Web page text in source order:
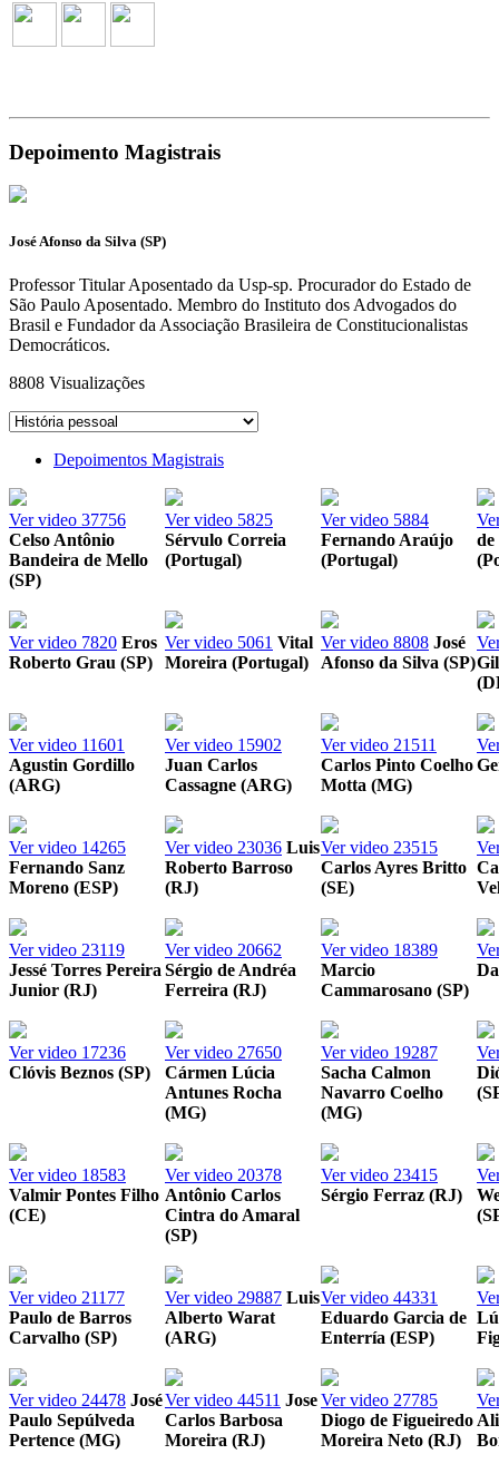
Depoimento Magistrais
José Afonso da Silva (SP)
Professor Titular Aposentado da Usp-sp. Procurador do Estado de
São Paulo Aposentado. Membro do Instituto dos Advogados do
Brasil e Fundador da Associação Brasileira de Constitucionalistas
Democráticos.
8808 Visualizações
Depoimentos Magistrais
Ver video 37756
Celso Antônio
Bandeira de Mello
(SP)
Ver video 5825
Sérvulo Correia
(Portugal)
Ver video 5884
Fernando Araújo
(Portugal)
de
Ver video 7820 Eros
Roberto Grau (SP)
Ver video 5061 Vital
Moreira (Portugal)
Ver video 8808 José
Afonso da Silva (SP)
Ver video 11601
Agustin Gordillo
(ARG)
Ver video 15902
Juan Carlos
Cassagne (ARG)
Ver video 21511
Carlos Pinto Coelho
Motta (MG)
Ver video 14265
Fernando Sanz
Moreno (ESP)
Ver video 23036 Luis
Roberto Barroso
(RJ)
Ver video 23515
Carlos Ayres Britto
(SE)
Ver video 23119
Jessé Torres Pereira
Junior (RJ)
Ver video 20662
Sérgio de Andréa
Ferreira (RJ)
Ver video 18389
Marcio
Cammarosano (SP)
Ver video 17236
Clóvis Beznos (SP)
Ver video 27650
Cármen Lúcia
Antunes Rocha
(MG)
Ver video 19287
Sacha Calmon
Navarro Coelho
(MG)
Ver video 18583
Valmir Pontes Filho
(CE)
Ver video 20378
Antônio Carlos
Cintra do Amaral
(SP)
Ver video 23415
Sérgio Ferraz (RJ)
Ver video 21177
Paulo de Barros
Carvalho (SP)
Ver video 29887 Luis
Alberto Warat
(ARG)
Ver video 44331
Eduardo Garcia de
Enterría (ESP)
Ver video 24478 José
Paulo Sepúlveda
Pertence (MG)
Ver video 44511 Jose
Carlos Barbosa
Moreira (RJ)
Ver video 27785
Diogo de Figueiredo
Moreira Neto (RJ)